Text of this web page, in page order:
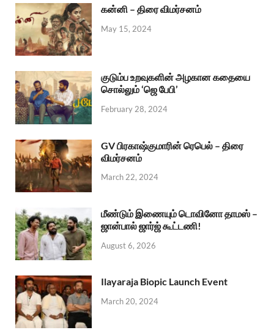
கன்னி – திரை விமர்சனம்
May 15, 2024
குடும்ப உறவுகளின் அழகான கதையை
சொல்லும் ‘ஜெ பேபி’
February 28, 2024
GV பிரகாஷ்குமாரின் ரெபெல் – திரை
விமர்சனம்
March 22, 2024
மீண்டும் இணையும் டொவினோ தாமஸ் –
ஜான்பால் ஜார்ஜ் கூட்டணி!
August 6, 2026
Ilayaraja Biopic Launch Event
March 20, 2024